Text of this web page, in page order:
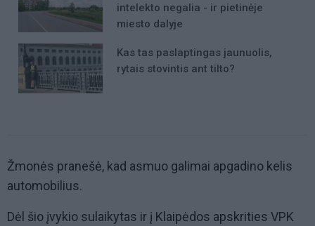
intelekto negalia - ir pietinėje
miesto dalyje
Kas tas paslaptingas jaunuolis,
rytais stovintis ant tilto?
Žmonės pranešė, kad asmuo galimai apgadino kelis
automobilius.
Dėl šio įvykio sulaikytas ir į Klaipėdos apskrities VPK